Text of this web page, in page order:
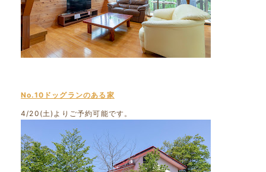
No.10ドッグランのある家
4/20(土)よりご予約可能です。